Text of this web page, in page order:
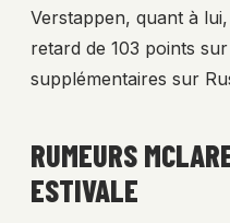
Verstappen, quant à
retard de 103 points
supplémentaires sur
RUMEURS
ESTIVALE